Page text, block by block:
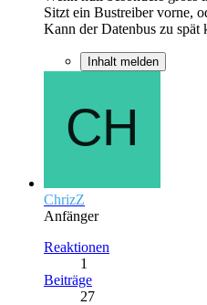
Sitzt ein Bustreiber vorne,
Kann der Datenbus zu spät
Inhalt melden
ChrizZ
Anfänger
Reaktionen
1
Beiträge
27